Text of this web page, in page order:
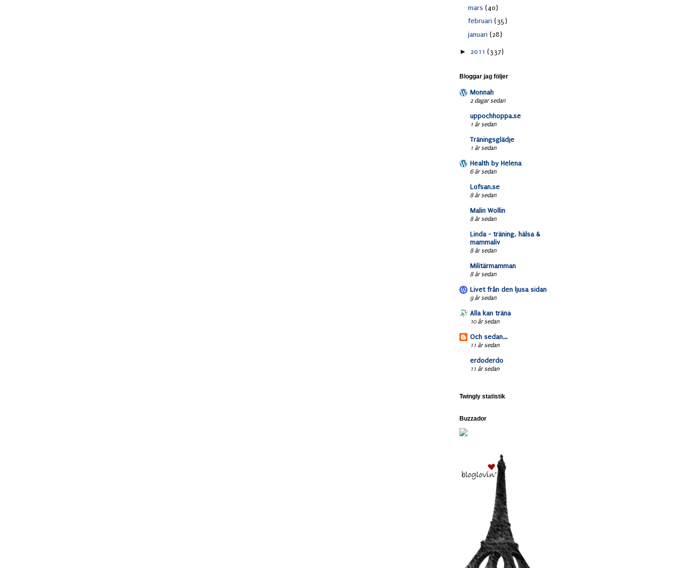
mars (40)
februari (35)
januari (28)
► 2011 (337)
Bloggar jag följer
Monnah
2 dagar sedan
uppochhoppa.se
1 år sedan
Träningsglädje
1 år sedan
Health by Helena
6 år sedan
Lofsan.se
8 år sedan
Malin Wollin
8 år sedan
Linda - träning, hälsa &
mammaliv
8 år sedan
Militärmamman
8 år sedan
Livet från den ljusa sidan
9 år sedan
Alla kan träna
10 år sedan
Och sedan...
11 år sedan
erdoderdo
11 år sedan
Twingly statistik
Buzzador